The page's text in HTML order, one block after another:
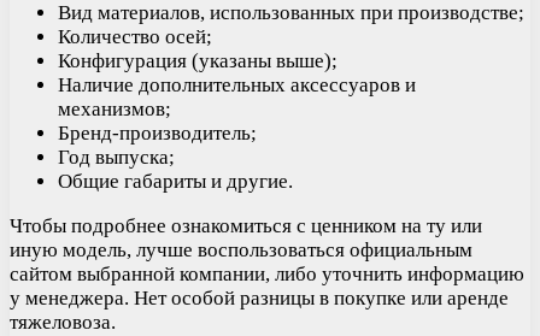
Вид материалов, использованных при производстве;
Количество осей;
Конфигурация (указаны выше);
Наличие дополнительных аксессуаров и
механизмов;
Бренд-производитель;
Год выпуска;
Общие габариты и другие.
Чтобы подробнее ознакомиться с ценником на ту или
иную модель, лучше воспользоваться официальным
сайтом выбранной компании, либо уточнить информацию
у менеджера. Нет особой разницы в покупке или аренде
тяжеловоза.